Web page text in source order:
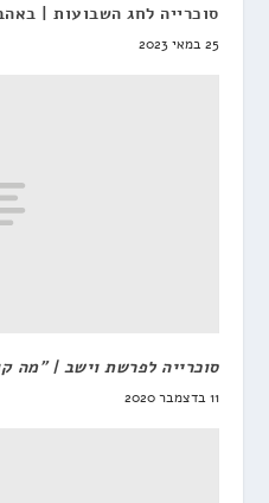
סוכרייה לחג השבועות |
25 במאי 2023
סוכרייה לפרשת וישב | "מה
11 בדצמבר 2020